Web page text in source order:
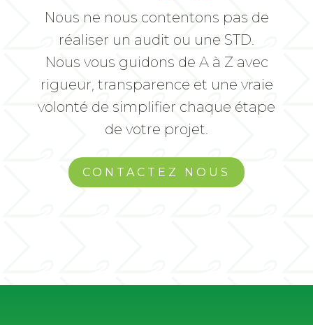
Nous ne nous contentons pas de
réaliser un audit ou une STD.
Nous vous guidons de A à Z avec
rigueur, transparence et une vraie
volonté de simplifier chaque étape
de votre projet.
CONTACTEZ NOUS